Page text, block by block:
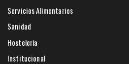
Servicios Alimentarios
Sanidad
Hostelería
Institucional